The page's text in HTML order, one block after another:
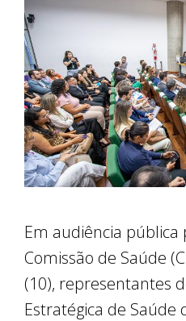
Em audiência pública
Comissão de Saúde
(10), representantes
Estratégica de Saúde